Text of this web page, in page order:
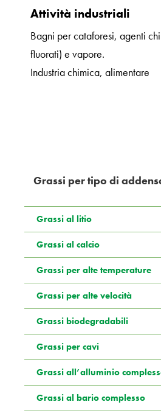
Attività industriali
Bagni per cataforesi, agenti
fluorati) e vapore.
Industria chimica, alimentare
Grassi per tipo di
Grassi al litio
Grassi al calcio
Grassi per alte temperature
Grassi per alte velocità
Grassi biodegradabili
Grassi per cavi
Grassi all’alluminio
Grassi al bario complesso